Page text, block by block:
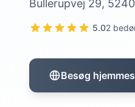
Bullerupvej 29,
5.02
Besøg